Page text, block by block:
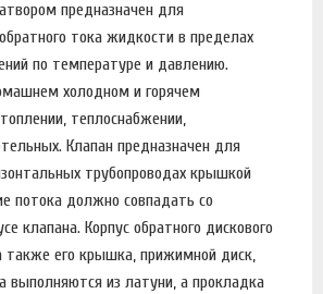
предназначен для
тока жидкости в пределах
по температуре и давлению.
холодном и горячем
теплоснабжении,
Клапан предназначен для
трубопроводах крышкой
потока должно совпадать со
клапана. Корпус обратного дискового
также его крышка, прижимной диск,
выполняются из латуни, а прокладка